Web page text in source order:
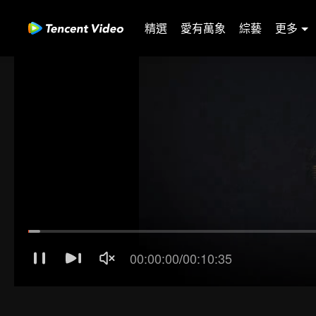
精選 愛有萬象 綜藝 更多